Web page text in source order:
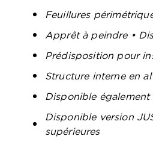
Feuillures
Apprêt à peindre •
Prédisposition pour
Structure interne en
Disponible
Disponible version
supérieures